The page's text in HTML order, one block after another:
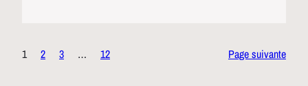
1 2 3 … 12 Page suivante